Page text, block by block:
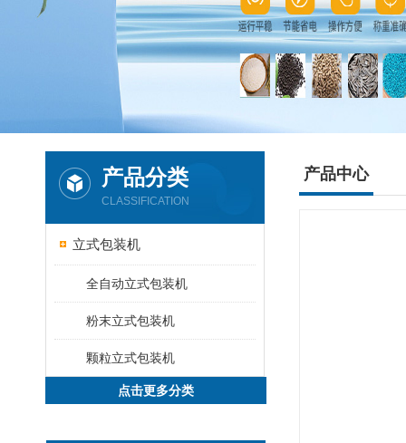
产品分类
CLASSIFICATION
立式包装机
全自动立式包装机
粉末立式包装机
颗粒立式包装机
点击更多分类
产品中心